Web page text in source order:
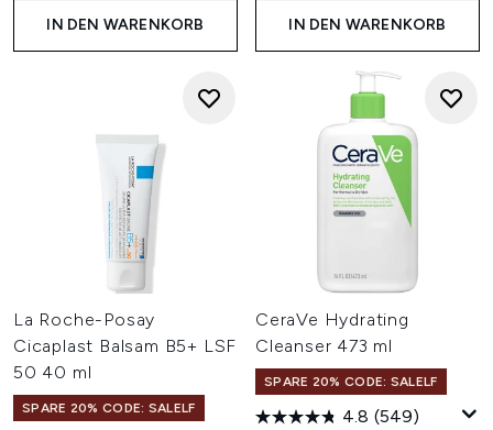
IN DEN WARENKORB IN DEN WARENKORB
La Roche-Posay
Cicaplast Balsam B5+ LSF
50 40 ml
SPARE 20% CODE: SALELF
CeraVe Hydrating
Cleanser 473 ml
SPARE 20% CODE: SALELF
4.8 (549)